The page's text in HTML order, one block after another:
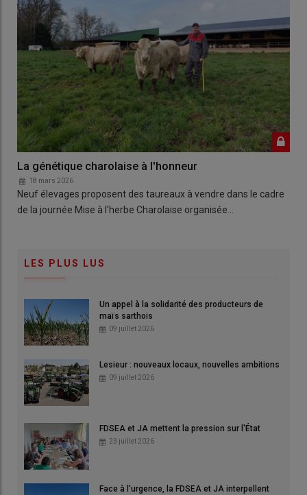
La génétique charolaise à l'honneur
18 mars 2026
Neuf élevages proposent des taureaux à vendre dans le cadre
de la journée Mise à l'herbe Charolaise organisée…
LES PLUS LUS
Un appel à la solidarité des producteurs de
maïs sarthois
09 juillet 2026
Lesieur : nouveaux locaux, nouvelles ambitions
09 juillet 2026
FDSEA et JA mettent la pression sur l'État
23 juillet 2026
Face à l'urgence, la FDSEA et JA interpellent